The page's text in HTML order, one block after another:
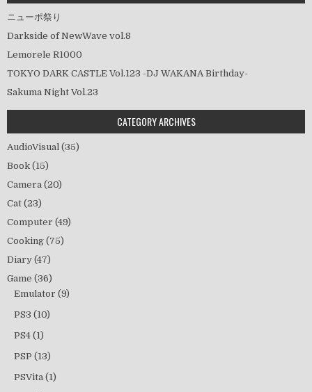
ニューポ祭り
Darkside of NewWave vol.8
Lemorele R1000
TOKYO DARK CASTLE Vol.123 -DJ WAKANA Birthday-
Sakuma Night Vol.23
CATEGORY ARCHIVES
AudioVisual (35)
Book (15)
Camera (20)
Cat (23)
Computer (49)
Cooking (75)
Diary (47)
Game (36)
Emulator (9)
PS3 (10)
PS4 (1)
PSP (13)
PSVita (1)